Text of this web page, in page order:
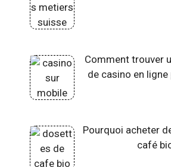
Comment trouver
de casino en
Pourquoi acheter
café